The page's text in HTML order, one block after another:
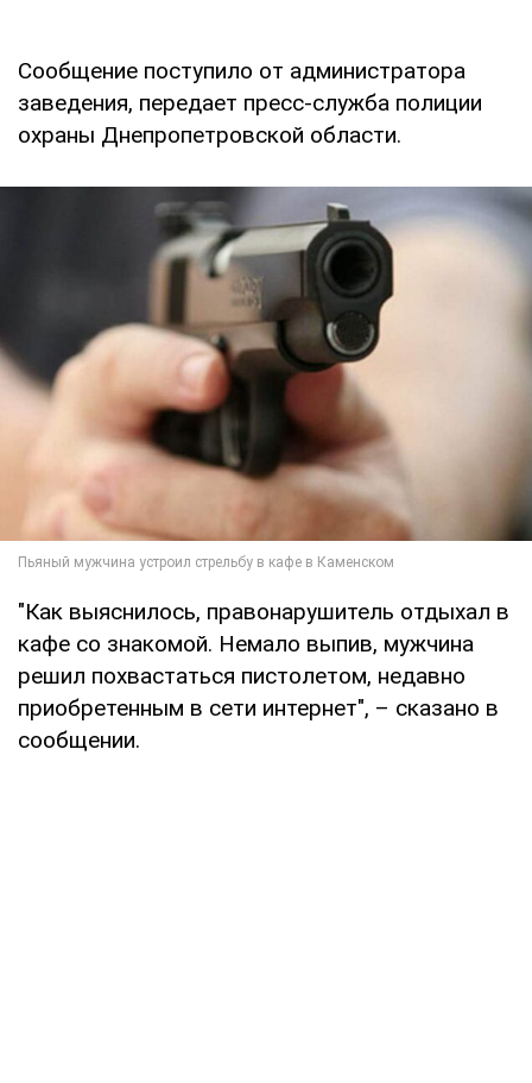
Сообщение поступило от администратора
заведения, передает пресс-служба полиции
охраны Днепропетровской области.
"Как выяснилось, правонарушитель отдыхал в
кафе со знакомой. Немало выпив, мужчина
решил похвастаться пистолетом, недавно
приобретенным в сети интернет", – сказано в
сообщении.